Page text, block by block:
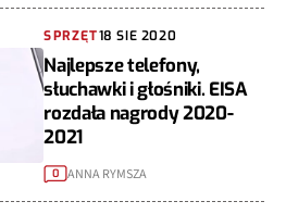
SPRZĘT18 SIE 2020
Najlepsze telefony,
słuchawki i głośniki. EISA
rozdała nagrody 2020-
2021
0 ANNA RYMSZA